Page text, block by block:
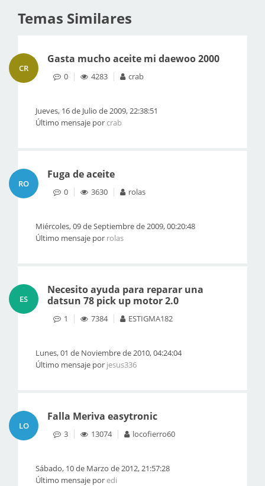
Temas Similares
CR
Gasta mucho aceite mi daewoo 2000
0 4283 crab
Jueves, 16 de Julio de 2009, 22:38:51
Último mensaje porcrab
RO
Fuga de aceite
0 3630 rolas
Miércoles, 09 de Septiembre de 2009, 00:20:48
Último mensaje por rolas
ES
Necesito ayuda para reparar una
datsun 78 pick up motor 2.0
1 7384 ESTIGMA182
Lunes, 01 de Noviembre de 2010, 04:24:04
Último mensaje por jesus336
LO
Falla Meriva easytronic
3 13074 locofierro60
Sábado, 10 de Marzo de 2012, 21:57:28
Último mensaje poredi